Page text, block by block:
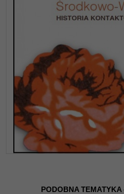
PODOBNA TEMATYKA